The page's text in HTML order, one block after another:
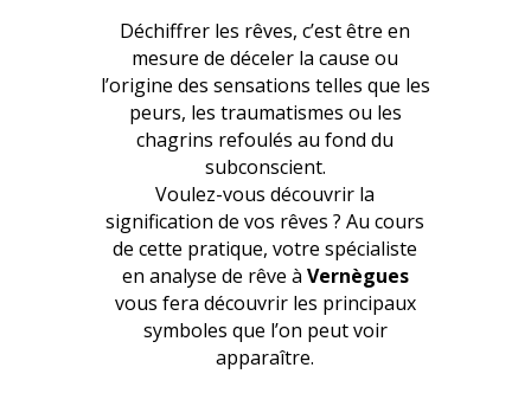
Déchiffrer les rêves, c’est être en
mesure de déceler la cause ou
l’origine des sensations telles que les
peurs, les traumatismes ou les
chagrins refoulés au fond du
subconscient.
Voulez-vous découvrir la
signification de vos rêves ? Au cours
de cette pratique, votre spécialiste
en analyse de rêve à Vernègues
vous fera découvrir les principaux
symboles que l’on peut voir
apparaître.